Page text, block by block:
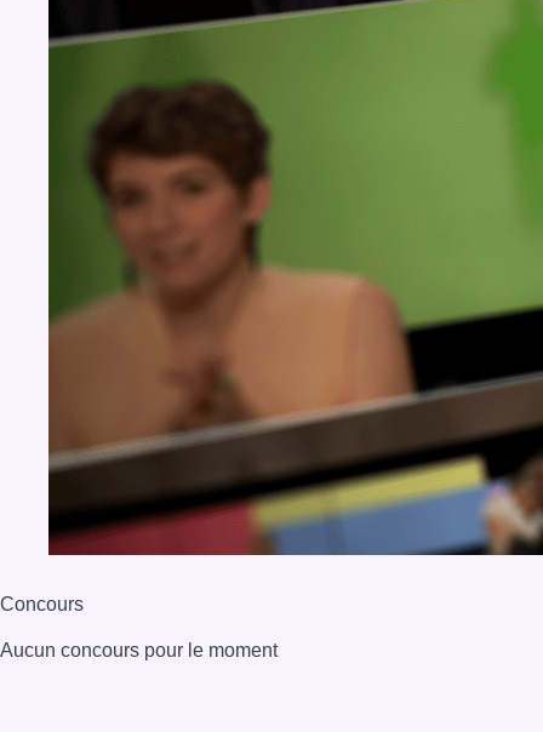
Concours
Aucun concours pour le moment